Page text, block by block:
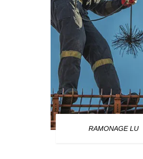
RAMONAGE LU